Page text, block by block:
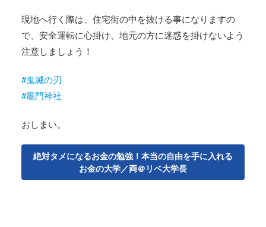
現地へ行く際は、住宅街の中を抜ける事になりますの
で、安全運転に心掛け、地元の方に迷惑を掛けないよう
注意しましょう！
#鬼滅の刃
#竈門神社
おしまい。
絶対タメになるお金の勉強！本当の自由を手に入れる
お金の大学／両＠リベ大学長